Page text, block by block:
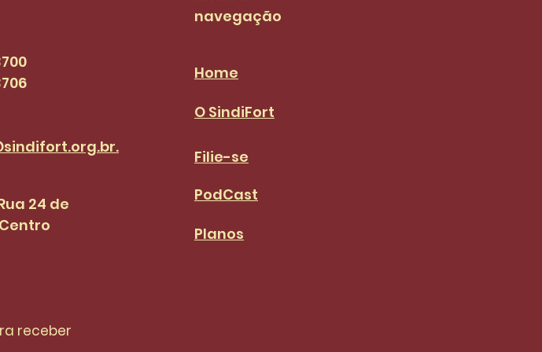
24 de
receber
navegação
Home
O SindiFort
Filie-se
PodCast
Planos